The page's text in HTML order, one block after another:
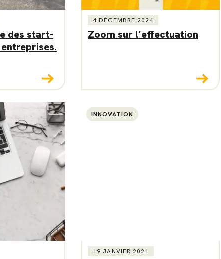
des start-
4 DÉCEMBRE 2024
Zoom sur l’effectuation
INNOVATION
19 JANVIER 2021